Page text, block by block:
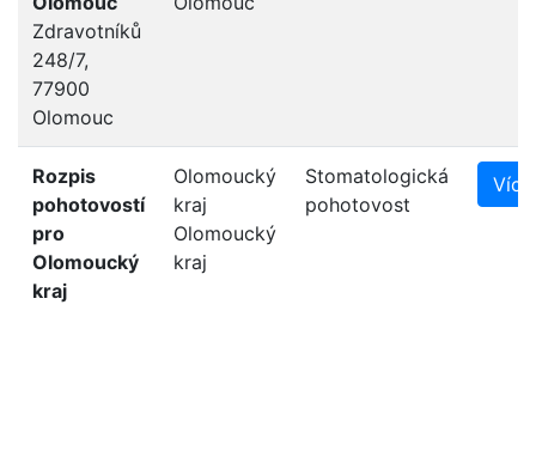
Zdravotníků
248/7,
77900
Olomouc
Rozpis
pohotovostí
pro
Olomoucký
kraj
Olomoucký
kraj
Olomoucký
kraj
Stomatologická
pohotovost